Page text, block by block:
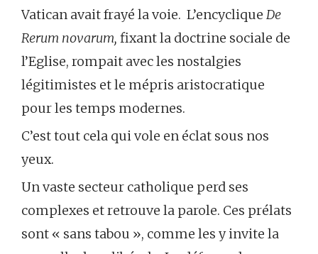
Vatican avait frayé la voie. L’encyclique De
Rerum novarum, fixant la doctrine sociale de
l’Eglise, rompait avec les nostalgies
légitimistes et le mépris aristocratique
pour les temps modernes.
C’est tout cela qui vole en éclat sous nos
yeux.
Un vaste secteur catholique perd ses
complexes et retrouve la parole. Ces prélats
sont « sans tabou », comme les y invite la